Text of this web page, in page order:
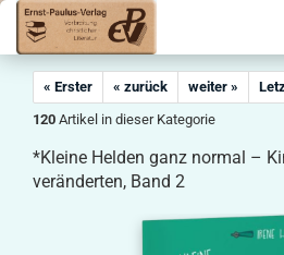
« Erster « zurück weiter »
120 Artikel in dieser Kategorie
*Kleine Helden ganz normal –
veränderten, Band 2